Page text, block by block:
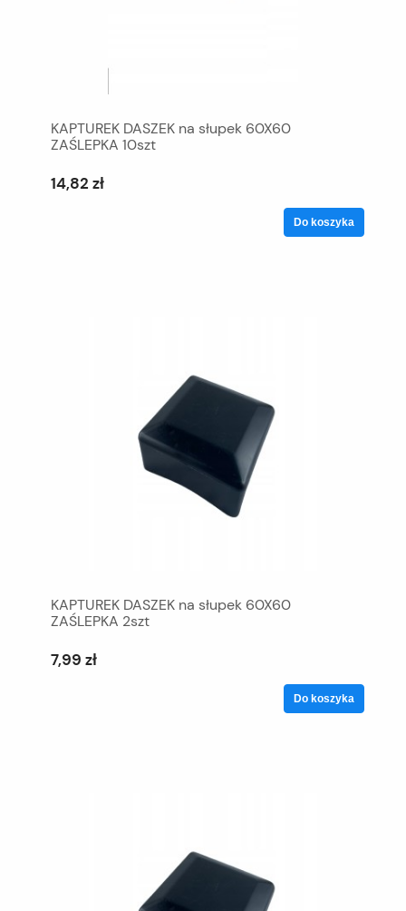
KAPTUREK DASZEK na słupek 60X60
ZAŚLEPKA 10szt
14,82 zł
Do koszyka
KAPTUREK DASZEK na słupek 60X60
ZAŚLEPKA 2szt
7,99 zł
Do koszyka